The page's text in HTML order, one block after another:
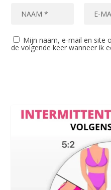
Mijn naam, e-mail en site
de volgende keer wanneer ik